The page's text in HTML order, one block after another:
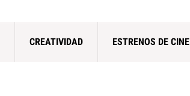
CREATIVIDAD ESTRENOS DE CINE